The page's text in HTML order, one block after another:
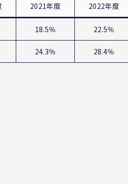
2021年度 2022年度
18.5％ 22.5％
24.3％ 28.4％